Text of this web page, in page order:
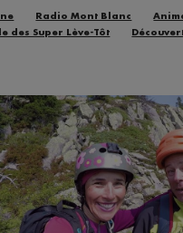
Radio Mont Blanc
des Super Lève-Tôt